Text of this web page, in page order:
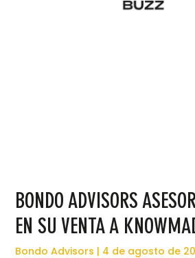
BONDO ADVISORS
EN SU VENTA A
Bondo Advisors 4 de agosto de